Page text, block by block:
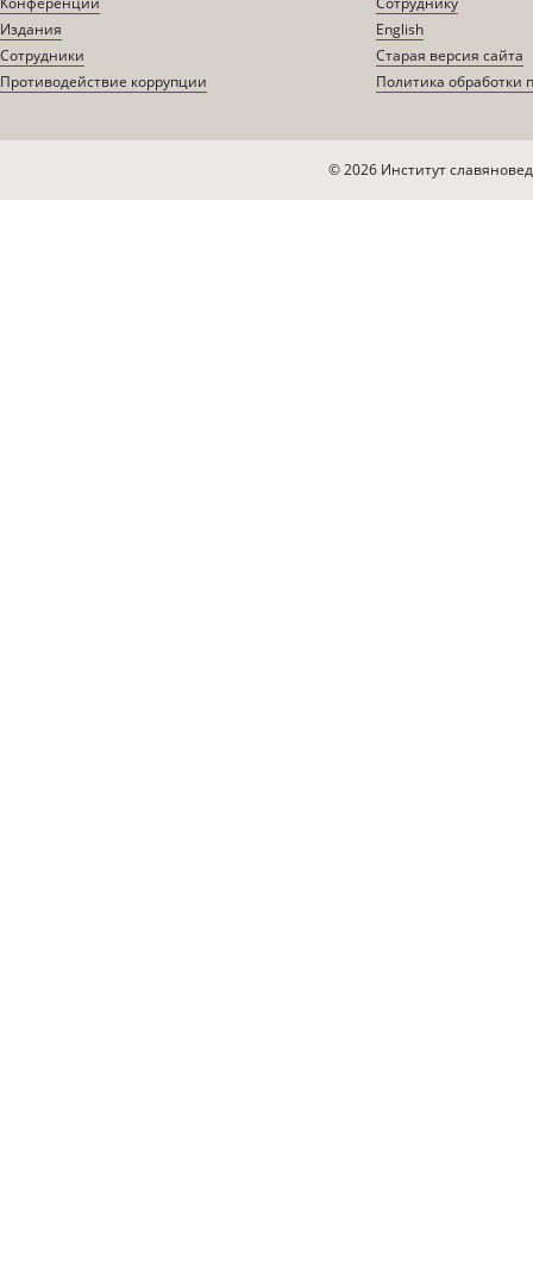
Издания
Сотрудники
Противодействие коррупции
English
Старая версия сайта
Политика обработки
© 2026 Институт